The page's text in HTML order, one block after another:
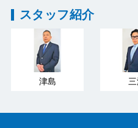
スタッフ紹介
津島